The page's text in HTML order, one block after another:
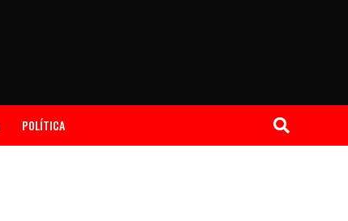
POLÍTICA